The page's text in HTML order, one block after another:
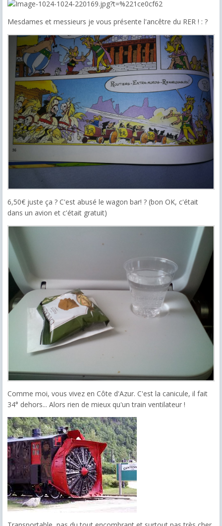
Mesdames et messieurs je vous présente l'ancêtre du RER ! : ?
6,50€ juste ça ? C'est abusé le wagon bar! ? (bon OK, c'était
dans un avion et c'était gratuit)
Comme moi, vous vivez en Côte d'Azur. C'est la canicule, il fait
34° dehors... Alors rien de mieux qu'un train ventilateur !